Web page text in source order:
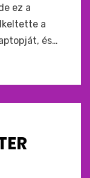
ez a
a
és…